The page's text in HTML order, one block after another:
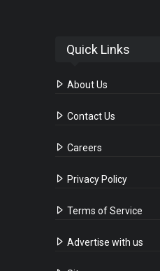
Quick Links
About Us
Contact Us
Careers
Privacy Policy
Terms of Service
Advertise with us